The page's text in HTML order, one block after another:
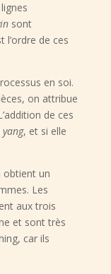
sont
l’ordre de ces
en soi.
on attribue
de ces
yang, et si elle
obtient un
Les
aux trois
et sont très
car ils